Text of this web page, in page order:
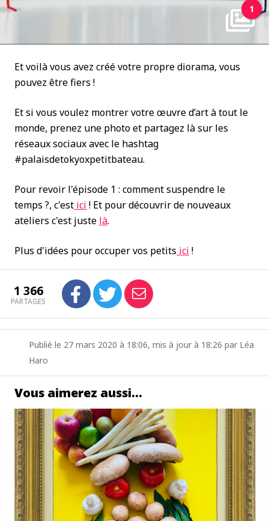
1
Et voilà vous avez créé votre propre diorama, vous
pouvez être fiers !
Et si vous voulez montrer votre œuvre d’art à tout le
monde, prenez une photo et partagez là sur les
réseaux sociaux avec le hashtag
#palaisdetokyoxpetitbateau.
Pour revoir l'épisode 1 : comment suspendre le
temps ?, c'est ici ! Et pour découvrir de nouveaux
ateliers c'est juste là.
Plus d'idées pour occuper vos petits ici !
1 366
PARTAGES
Publié le 27 mars 2020 à 18:06, mis à jour à 18:26 par Léa
Haro
Vous aimerez aussi…